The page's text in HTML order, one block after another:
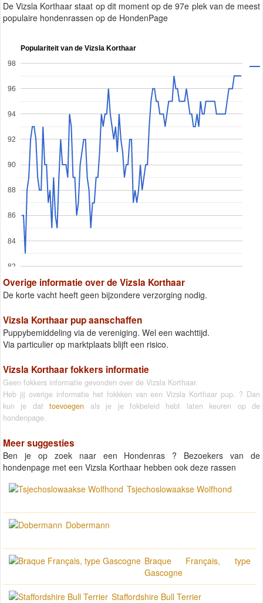
De Vizsla Korthaar staat op dit moment op de 97e plek van de meest
populaire hondenrassen op de HondenPage
Populariteit van de Vizsla Korthaar
82
84
86
88
90
92
94
96
98
Overige informatie over de Vizsla Korthaar
De korte vacht heeft geen bijzondere verzorging nodig.
Vizsla Korthaar pup aanschaffen
Puppybemiddeling via de vereniging. Wel een wachttijd.
Via particulier op marktplaats blijft een risico.
Vizsla Korthaar fokkers informatie
Geen fokkers informatie gevonden over de Vizsla Korthaar.
Heb jij overige informatie het fokkken van een Vizsla Korthaar pup. ? Dan
kun je dattoevoegen als je je fokbeleid hebt laten keuren op de
hondenpage.
Meer suggesties
Ben je op zoek naar een Hondenras ? Bezoekers van de
hondenpage met een Vizsla Korthaar hebben ook deze rassen
Tsjechoslowaakse Wolfhond
Dobermann
Braque Français, type
Gascogne
Staffordshire Bull Terrier